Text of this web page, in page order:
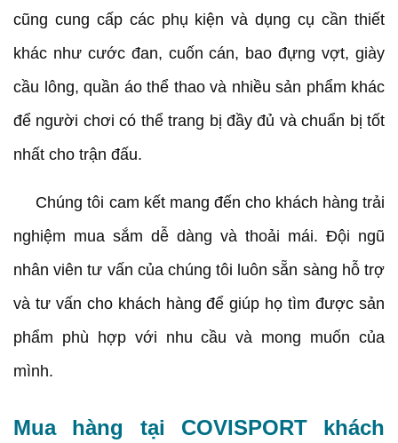
cũng cung cấp các phụ kiện và dụng cụ cần thiết
khác như cước đan, cuốn cán, bao đựng vợt, giày
cầu lông, quần áo thể thao và nhiều sản phẩm khác
để người chơi có thể trang bị đầy đủ và chuẩn bị tốt
nhất cho trận đấu.
Chúng tôi cam kết mang đến cho khách hàng trải
nghiệm mua sắm dễ dàng và thoải mái. Đội ngũ
nhân viên tư vấn của chúng tôi luôn sẵn sàng hỗ trợ
và tư vấn cho khách hàng để giúp họ tìm được sản
phẩm phù hợp với nhu cầu và mong muốn của
mình.
Mua hàng tại COVISPORT khách